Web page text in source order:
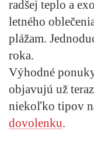
radšej teplo a
letného
plážam.
roka.
Výhodné
objavujú už
niekoľko tipov
dovolenku.